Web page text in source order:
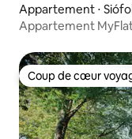
Appartement ⋅
Appartement
Coup de cœur
Coup de cœur